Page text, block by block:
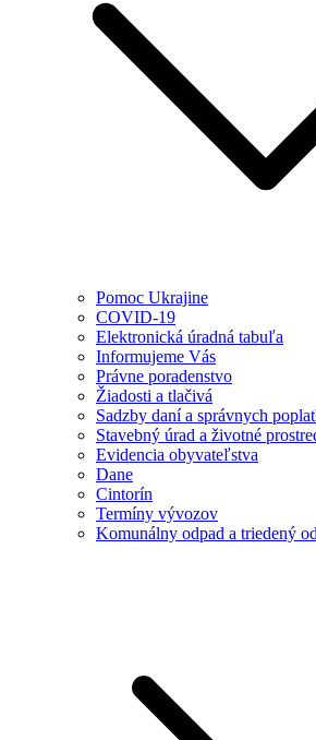
Pomoc Ukrajine
COVID-19
Elektronická úradná tabuľa
Informujeme Vás
Právne poradenstvo
Žiadosti a tlačivá
Sadzby daní a správnych
Stavebný úrad a životné
Evidencia obyvateľstva
Dane
Cintorín
Termíny vývozov
Komunálny odpad a triedený